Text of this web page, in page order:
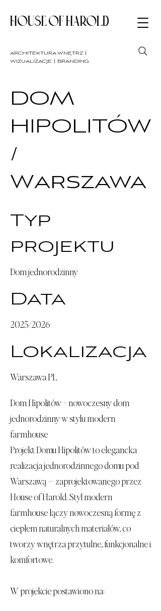
architektura wnętrz |
wizualizacje | branding
HOUSE OF HAROLD
DOM
HIPOLITÓW
/
Warszawa
Typ
projektu
Dom jednorodzinny
Data
2025/2026
Lokalizacja
Warszawa PL
Dom Hipolitów – nowoczesny dom
jednorodzinny w stylu modern
farmhouse
Projekt Domu Hipolitów to elegancka
realizacja jednorodzinnego domu pod
Warszawą — zaprojektowanego przez
House of Harold. Styl modern
farmhouse łączy nowoczesną formę z
ciepłem naturalnych materiałów, co
tworzy wnętrza przytulne, funkcjonalne i
komfortowe.
W projekcie postawiono na: